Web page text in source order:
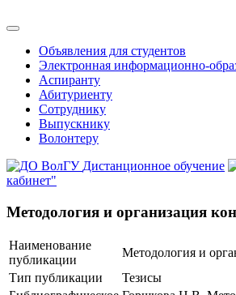
Объявления для студентов
Электронная информационно-
Аспиранту
Абитуриенту
Сотруднику
Выпускнику
Волонтеру
Дистанционное обучение
кабинет"
Методология и организация
Наименование
публикации
Методология и
Тип публикации
Тезисы